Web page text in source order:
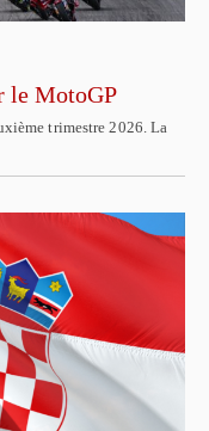
le MotoGP
trimestre 2026. La